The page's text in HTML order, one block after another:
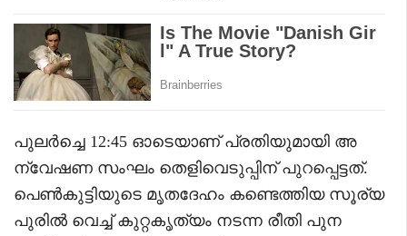
പുലർച്ചെ 12:45 ഓടെയാണ് പ്രതിയുമായി അ
ന്വേഷണ സംഘം തെളിവെടുപ്പിന് പുറപ്പെട്ടത്.
പെൺകുട്ടിയുടെ മൃതദേഹം കണ്ടെത്തിയ സൂര്യ
പുരിൽ വെച്ച് കുറ്റകൃത്യം നടന്ന രീതി പുന